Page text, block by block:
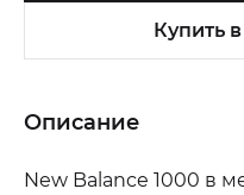
Купить
Описание
New Balance 1000 в